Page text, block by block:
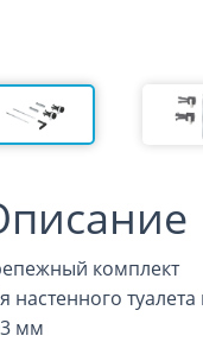
комплект
настенного
мм